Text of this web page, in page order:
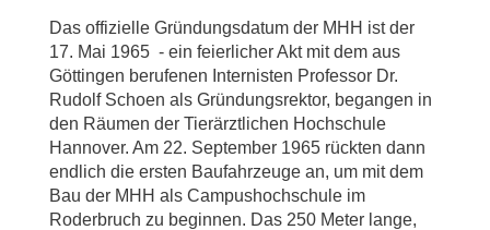
Das offizielle Gründungsdatum der MHH ist der
17. Mai 1965 - ein feierlicher Akt mit dem aus
Göttingen berufenen Internisten Professor Dr.
Rudolf Schoen als Gründungsrektor, begangen in
den Räumen der Tierärztlichen Hochschule
Hannover. Am 22. September 1965 rückten dann
endlich die ersten Baufahrzeuge an, um mit dem
Bau der MHH als Campushochschule im
Roderbruch zu beginnen. Das 250 Meter lange,